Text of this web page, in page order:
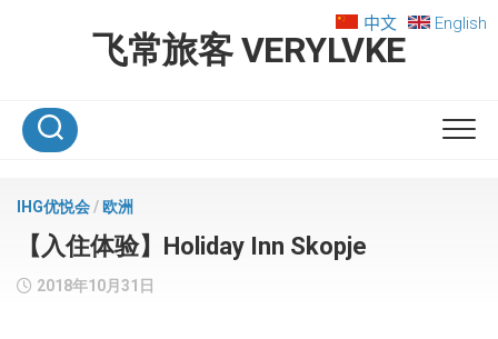
飞常旅客 VERYLVKE
中文 English
IHG优悦会/ 欧洲
【入住体验】Holiday Inn Skopje
2018年10月31日